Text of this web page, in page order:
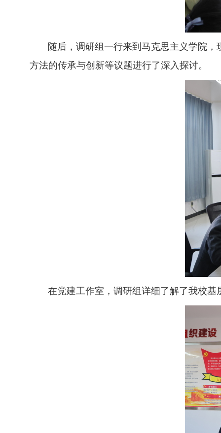
随后，调研组一行来到马克思主义学院
方法的传承与创新等议题进行了深入探讨。
在党建工作室，调研组详细了解了我校